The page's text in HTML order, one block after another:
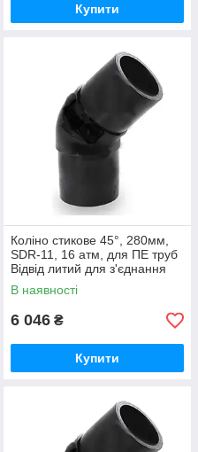
Купити
Коліно стикове 45°, 280мм,
SDR-11, 16 атм, для ПЕ труб
Відвід литий для з'єднання
водопровідних та газових
труб
В наявності
6 046 ₴
Купити